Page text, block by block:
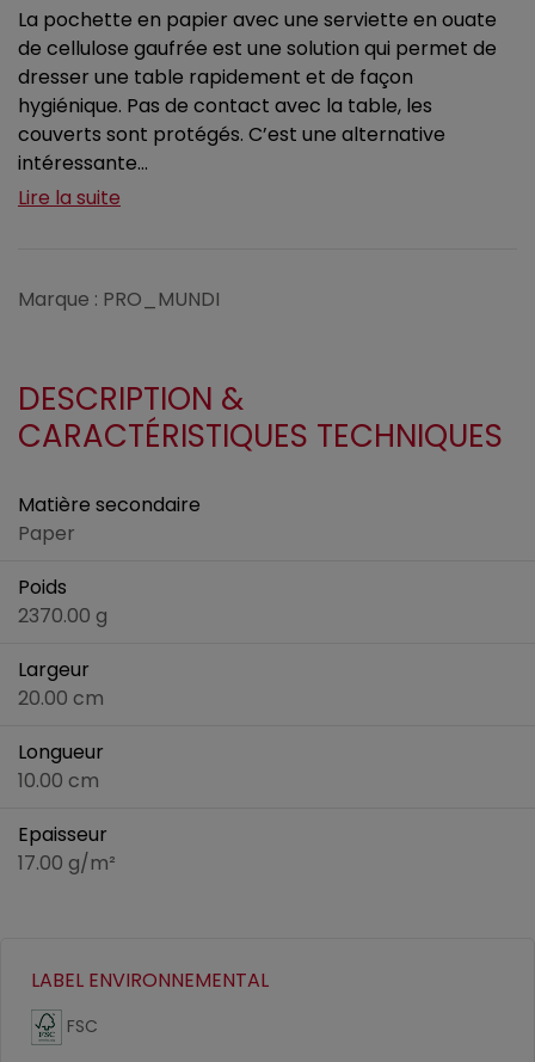
La pochette en papier avec une serviette en ouate
de cellulose gaufrée est une solution qui permet de
dresser une table rapidement et de façon
hygiénique. Pas de contact avec la table, les
couverts sont protégés. C’est une alternative
intéressante...
Lire la suite
Marque : PRO_MUNDI
DESCRIPTION &
CARACTÉRISTIQUES TECHNIQUES
Matière secondaire
Paper
Poids
2370.00 g
Largeur
20.00 cm
Longueur
10.00 cm
Epaisseur
17.00 g/m²
LABEL ENVIRONNEMENTAL
FSC